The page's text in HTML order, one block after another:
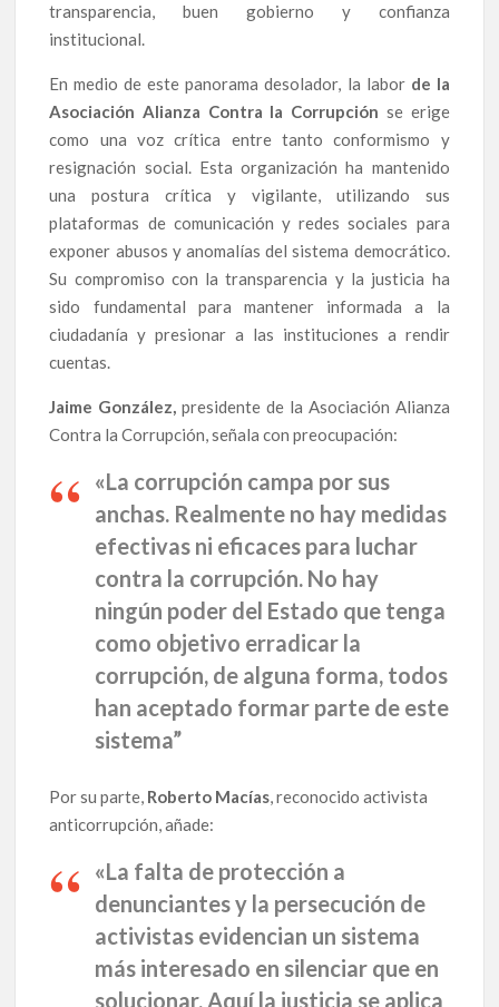
transparencia, buen gobierno y confianza
institucional.
En medio de este panorama desolador, la labor de la
Asociación Alianza Contra la Corrupción se erige
como una voz crítica entre tanto conformismo y
resignación social. Esta organización ha mantenido
una postura crítica y vigilante, utilizando sus
plataformas de comunicación y redes sociales para
exponer abusos y anomalías del sistema democrático.
Su compromiso con la transparencia y la justicia ha
sido fundamental para mantener informada a la
ciudadanía y presionar a las instituciones a rendir
cuentas.
Jaime González, presidente de la Asociación Alianza
Contra la Corrupción, señala con preocupación:
«La corrupción campa por sus
anchas. Realmente no hay medidas
efectivas ni eficaces para luchar
contra la corrupción. No hay
ningún poder del Estado que tenga
como objetivo erradicar la
corrupción, de alguna forma, todos
han aceptado formar parte de este
sistema”
Por su parte, Roberto Macías , reconocido activista
anticorrupción, añade:
«La falta de protección a
denunciantes y la persecución de
activistas evidencian un sistema
más interesado en silenciar que en
solucionar. Aquí la justicia se aplica